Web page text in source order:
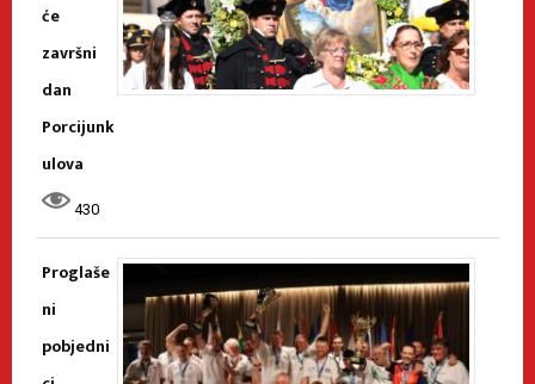
će
završni
dan
Porcijunk
ulova
430
Proglaše
ni
pobjedni